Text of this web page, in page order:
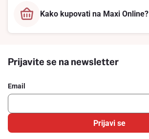
Kako kupovati na Maxi Online?
Prijavite se na newsletter
Email
Prijavi se